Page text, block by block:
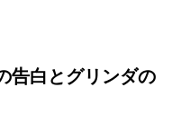
告白とグリンダの